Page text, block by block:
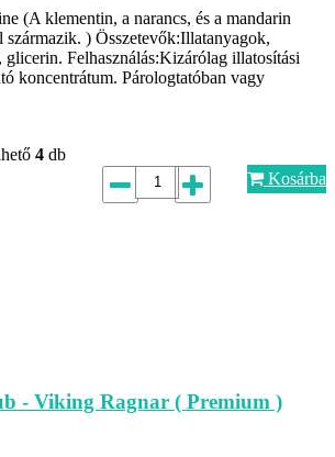
(A klementin, a narancs, és a mandarin
származik. ) Összetevők:Illatanyagok,
Felhasználás:Kizárólag illatosítási
koncentrátum. Párologtatóban vagy
4 db
Kosárba
- Viking Ragnar ( Premium )